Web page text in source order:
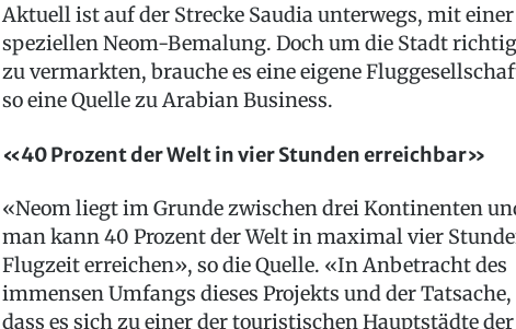
Aktuell ist auf der Strecke Saudia unterwegs, mit einer
speziellen Neom-Bemalung. Doch um die Stadt richtig
zu vermarkten, brauche es eine eigene
so eine Quelle zu Arabian Business.
«40 Prozent der Welt in vier Stunden erreichbar»
«Neom liegt im Grunde zwischen drei Kontinenten
man kann 40 Prozent der Welt in maximal vier
Flugzeit erreichen», so die Quelle. «In Anbetracht des
immensen Umfangs dieses Projekts und der Tatsache,
dass es sich zu einer der touristischen Hauptstädte der